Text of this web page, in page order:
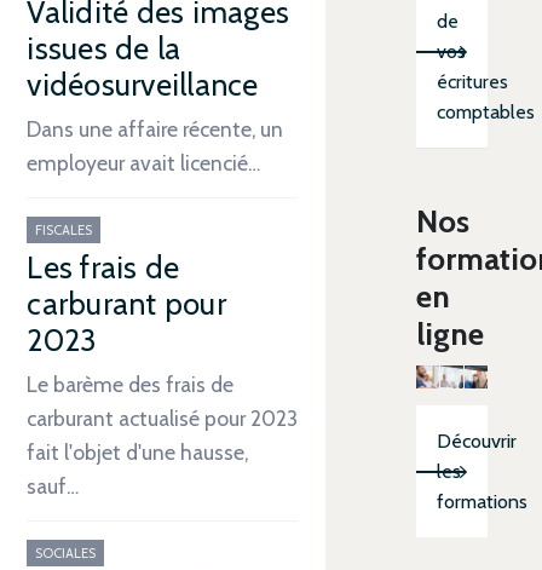
Validité des images
issues de la
vidéosurveillance
Dans une affaire récente, un
employeur avait licencié…
FISCALES
Les frais de
carburant pour
2023
Le barème des frais de
carburant actualisé pour 2023
fait l'objet d'une hausse,
sauf…
SOCIALES
de
vos
écritures
comptables
Nos
en
ligne
Découvrir
les
formations